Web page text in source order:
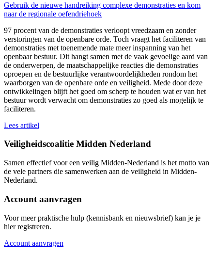
Gebruik de nieuwe handreiking complexe demonstraties en kom
naar de regionale oefendriehoek
97 procent van de demonstraties verloopt vreedzaam en zonder
verstoringen van de openbare orde. Toch vraagt het faciliteren van
demonstraties met toenemende mate meer inspanning van het
openbaar bestuur. Dit hangt samen met de vaak gevoelige aard van
de onderwerpen, de maatschappelijke reacties die demonstraties
oproepen en de bestuurlijke verantwoordelijkheden rondom het
waarborgen van de openbare orde en veiligheid. Mede door deze
ontwikkelingen blijft het goed om scherp te houden wat er van het
bestuur wordt verwacht om demonstraties zo goed als mogelijk te
faciliteren.
Lees artikel
Veiligheidscoalitie Midden Nederland
Samen effectief voor een veilig Midden-Nederland is het motto van
de vele partners die samenwerken aan de veiligheid in Midden-
Nederland.
Account aanvragen
Voor meer praktische hulp (kennisbank en nieuwsbrief) kan je je
hier registreren.
Account aanvragen